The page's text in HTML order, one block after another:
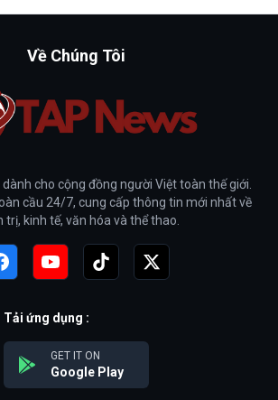
Về Chúng Tôi
cho cộng đồng người Việt toàn thế giới.
cầu 24/7, cung cấp thông tin mới nhất về
trị, kinh tế, văn hóa và thể thao.
Tải ứng dụng :
GET IT ON
Google Play